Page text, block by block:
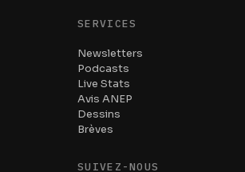
SERVICES
Newsletters
Podcasts
Live Stats
Avis ANEP
Dessins
Brèves
SUIVEZ-NOUS